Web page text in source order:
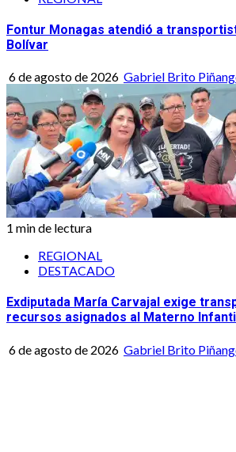
Fontur Monagas atendió a
Bolívar
6 de agosto de 2026 Gabriel Brito
1 min de lectura
REGIONAL
DESTACADO
Exdiputada María Carvajal exige
recursos asignados al Materno
6 de agosto de 2026 Gabriel Brito